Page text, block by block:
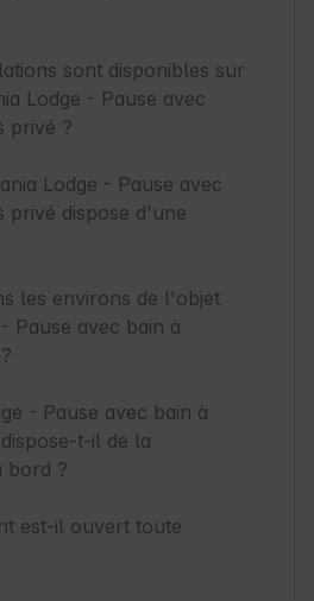
sont disponibles sur
Lodge - Pause avec
privé ?
Lodge - Pause avec
privé dispose d'une
les environs de l'objet
Pause avec bain à
- Pause avec bain à
t-il de la
bord ?
est-il ouvert toute